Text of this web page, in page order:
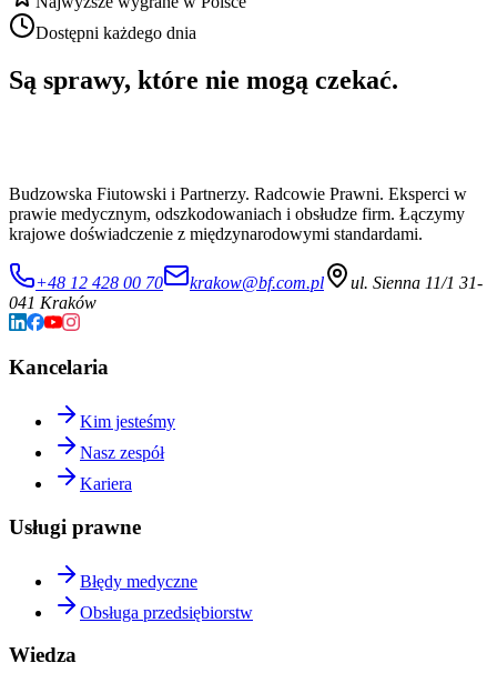
Dostępni każdego dnia
Są sprawy, które nie mogą czekać.
Budzowska Fiutowski i Partnerzy. Radcowie Prawni. Eksperci w
prawie medycznym, odszkodowaniach i obsłudze firm. Łączymy
krajowe doświadczenie z międzynarodowymi standardami.
+48 12 428 00 70 krakow@bf.com.pl
ul. Sienna 11/1 31-
041 Kraków
Kancelaria
Kim jesteśmy
Nasz zespół
Kariera
Usługi prawne
Błędy medyczne
Obsługa przedsiębiorstw
Wiedza